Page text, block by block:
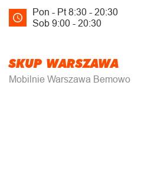
Pon - Pt 8:30 - 20:30
Sob 9:00 - 20:30
SKUP WARSZAWA
Mobilnie Warszawa Bemowo